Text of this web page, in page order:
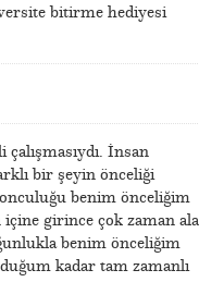
bitirme hediyesi
İnsan
bir şeyin önceliği
benim önceliğim
girince çok zaman
benim önceliğim
kadar tam zamanlı